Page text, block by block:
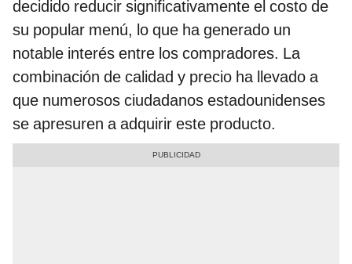
decidido reducir significativamente el costo de
su popular menú, lo que ha generado un
notable interés entre los compradores. La
combinación de calidad y precio ha llevado a
que numerosos ciudadanos estadounidenses
se apresuren a adquirir este producto.